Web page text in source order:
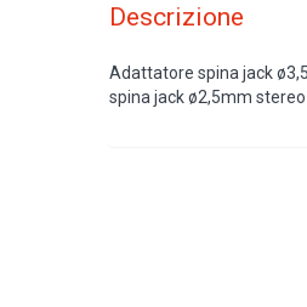
Descrizione
Adattatore spina jack
spina jack ø2,5mm stereo